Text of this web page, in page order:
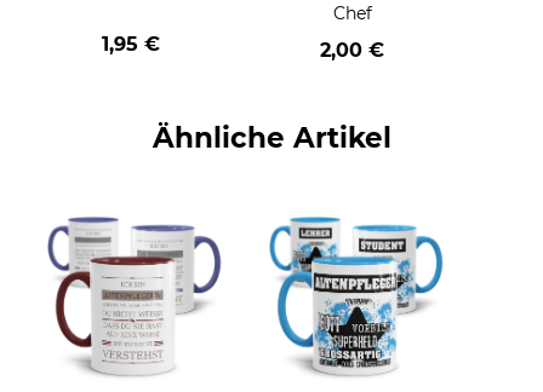
1,95 €
Chef
2,00 €
Ähnliche Artikel